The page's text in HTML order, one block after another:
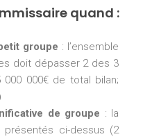
quand :
groupe : l’ensemble
doit dépasser 2 des 3
000€ de total bilan;
de groupe : la
ci-dessus (2